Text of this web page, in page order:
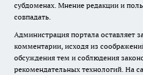
субдоменах. Мнение редакции и
совпадать.
Администрация портала оставляет
комментарии, исходя из
обсуждения тем и соблюдения
рекомендательных технологий. На